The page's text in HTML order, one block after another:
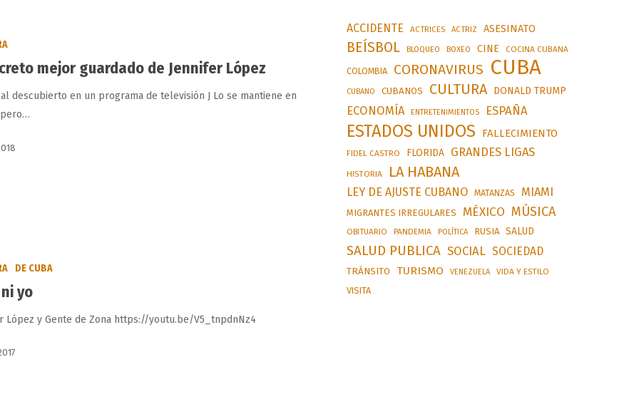
mejor guardado de Jennifer López
descubierto en un programa de televisión J Lo se mantiene en
DE CUBA
yo
López y Gente de Zona https://youtu.be/V5_tnpdnNz4
ACCIDENTE ACTRICES ACTRIZ ASESINATO
BEÍSBOL BLOQUEO BOXEO CINE COCINA CUBANA
COLOMBIA CORONAVIRUS CUBA
CUBANO CUBANOS CULTURA DONALD TRUMP
ECONOMÍA ENTRETENIMIENTOS ESPAÑA
ESTADOS UNIDOS FALLECIMIENTO
FIDEL CASTRO FLORIDA GRANDES LIGAS
HISTORIA LA HABANA
LEY DE AJUSTE CUBANO MATANZAS MIAMI
MIGRANTES IRREGULARES MÉXICO MÚSICA
OBITUARIO PANDEMIA POLÍTICA RUSIA SALUD
SALUD PUBLICA SOCIAL SOCIEDAD
TRÁNSITO TURISMO VENEZUELA VIDA Y ESTILO
VISITA